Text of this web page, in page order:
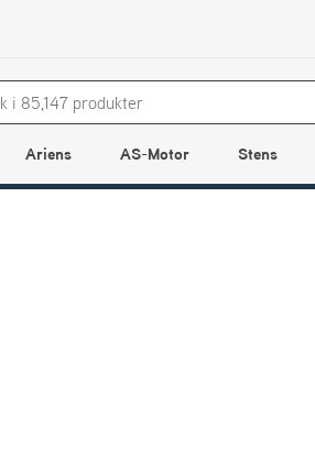
Ariens AS-Motor Stens